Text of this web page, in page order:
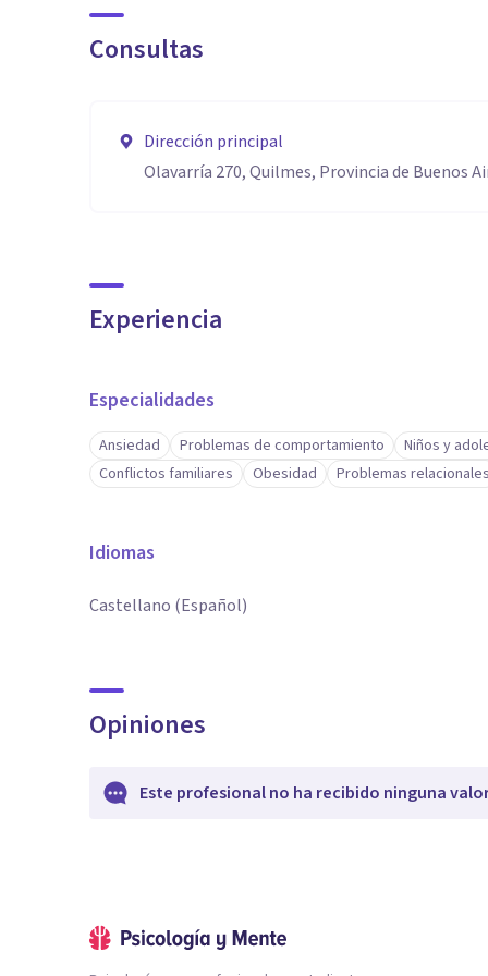
Consultas
Dirección principal
Olavarría 270, Quilmes, Provincia de Buenos
Experiencia
Especialidades
Ansiedad Problemas de comportamiento Niños y
Conflictos familiares
Obesidad Problemas relacionales
Idiomas
Castellano (Español)
Opiniones
Este profesional no ha recibido ninguna